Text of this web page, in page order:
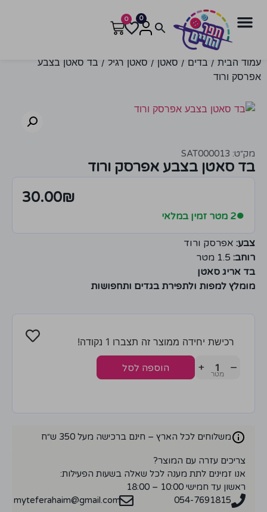
0
0
עמוד הבית / בדים / סאטן / סאטן רגיל / בד סאטן בצבע
אפרסק ורוד
מק״ט: SAT000013
בד סאטן בצבע אפרסק ורוד
30.00₪
●2 מטר זמין במלאי
צבע: אפרסק ורוד
רוחב: 1.5 מטר
בד אריג סאטן
מומלץ למפות ולתפירת בגדים ותחפושות
רכישת יחידה ממוצר זה תצברו 1 נקודה!
−
+ הוספה לסל
משלוחים לכל הארץ – חינם ברכישה מעל 350 ש״ח
צריכים עזרה עם המוצר?
אנו זמינים לתת מענה לכל שאלה בשעות הפעילות:
ראשון עד חמישי 10:00 – 18:00
054-7691815
myteferahaim@gmail.com